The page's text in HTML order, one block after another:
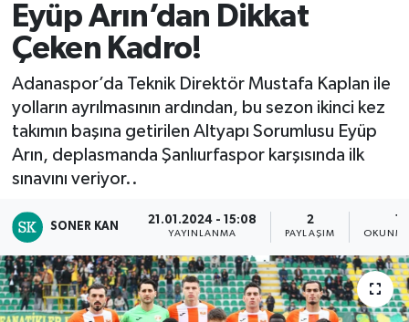
Eyüp Arın’dan Dikkat
Çeken Kadro!
Adanaspor’da Teknik Direktör Mustafa Kaplan ile
yolların ayrılmasının ardından, bu sezon ikinci kez
takımın başına getirilen Altyapı Sorumlusu Eyüp
Arın, deplasmanda Şanlıurfaspor karşısında ilk
sınavını veriyor..
SONER KAN 21.01.2024 - 15:08
YAYINLANMA
2
PAYLAŞIM